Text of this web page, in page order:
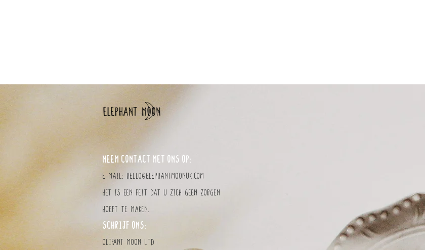
NEEM CONTACT MET ONS OP:
E-mail: hello@elephantmoonuk.com
Het is een feit dat u zich geen zorgen
hoeft te maken.
SCHRIJF ONS:
olifant MOON LTD